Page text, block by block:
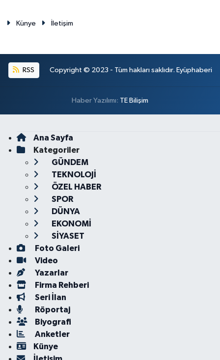
Künye İletişim
RSS Copyright © 2023 - Tüm hakları saklıdır. Eyüphaberi
Haber Yazılımı: TE Bilişim
Ana Sayfa
Kategoriler
GÜNDEM
TEKNOLOJİ
ÖZEL HABER
SPOR
DÜNYA
EKONOMİ
SİYASET
Foto Galeri
Video
Yazarlar
Firma Rehberi
Seri İlan
Röportaj
Biyografi
Anketler
Künye